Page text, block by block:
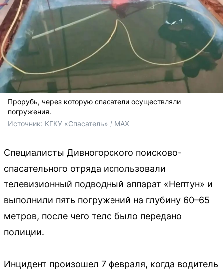
Прорубь, через которую спасатели осуществляли
погружения.
Источник: КГКУ «Спасатель» / МАХ
Специалисты Дивногорского поисково-
спасательного отряда использовали
телевизионный подводный аппарат «Нептун» и
выполнили пять погружений на глубину 60–65
метров, после чего тело было передано
полиции.
Инцидент произошел 7 февраля, когда водитель